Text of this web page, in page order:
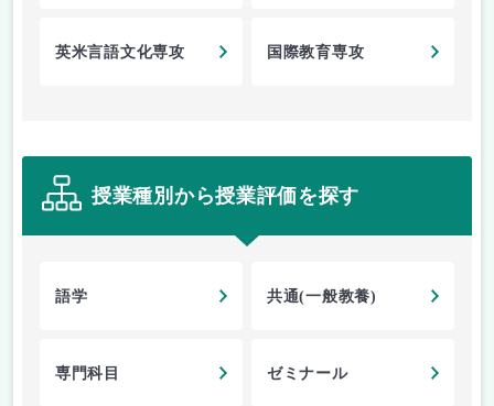
英米言語文化専攻 国際教育専攻
授業種別から授業評価を探す
語学 共通(一般教養)
専門科目 ゼミナール